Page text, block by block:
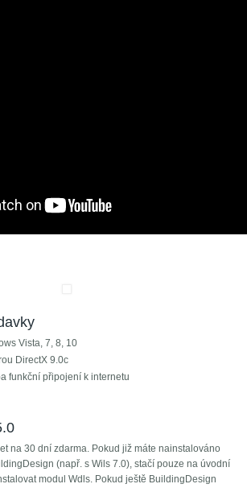
Vista, 7, 8, 10
DirectX 9.0c
funkční připojení k internetu
na 30 dní zdarma. Pokud již máte nainstalováno
(např. s Wils 7.0), stačí pouze na úvodní
modul Wdls. Pokud ještě BuildingDesign